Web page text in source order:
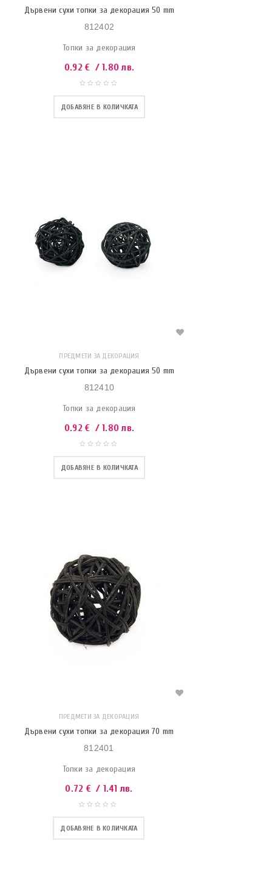
Дървени сухи топки за декорация 50 mm
812402
Топки за декорация
0.92€ / 1.80 лв.
ДОБАВЯНЕ В КОЛИЧКАТА
ПРЕДМЕТИ ЗА ДЕКОРАЦИЯ
Дървени сухи топки за декорация 50 mm
812410
Топки за декорация
0.92€ / 1.80 лв.
ДОБАВЯНЕ В КОЛИЧКАТА
ПРЕДМЕТИ ЗА ДЕКОРАЦИЯ
Дървени сухи топки за декорация 70 mm
812401
Топки за декорация
0.72 € / 1.41 лв.
ДОБАВЯНЕ В КОЛИЧКАТА